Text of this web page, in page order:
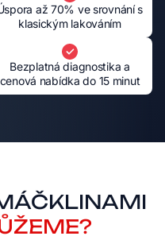
až 70% ve srovnání s
klasickým lakováním
Bezplatná diagnostika a
cenová nabídka do 15 minut